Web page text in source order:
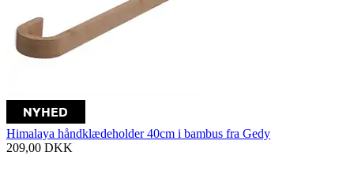
Himalaya håndklædeholder 40cm i bambus fra Gedy
209,00 DKK